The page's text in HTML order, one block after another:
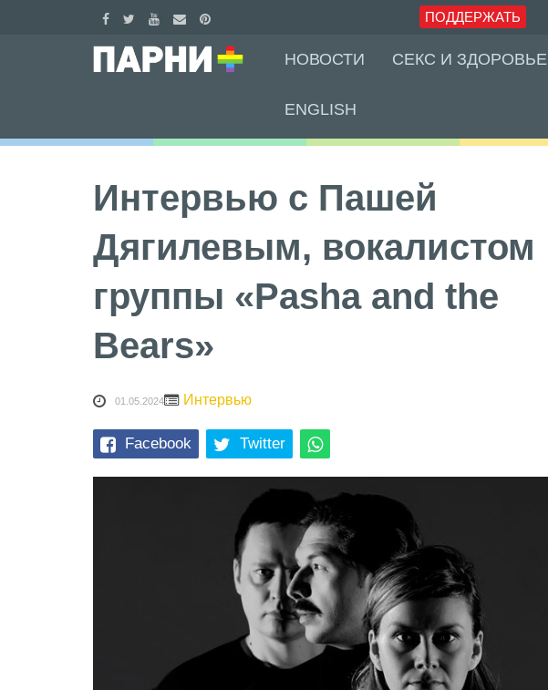
ПОДДЕРЖАТЬ
НОВОСТИ СЕКС И ЗДОРОВЬЕ
ENGLISH
Интервью с Пашей
Дягилевым, вокалистом
группы «Pasha and the
Bears»
01.05.2024 Интервью
Facebook Twitter